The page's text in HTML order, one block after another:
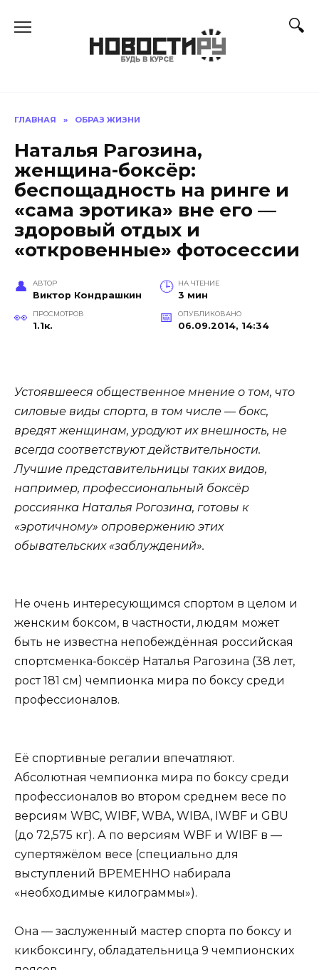
ГЛАВНАЯ » ОБРАЗ ЖИЗНИ
Наталья Рагозина,
женщина-боксёр:
беспощадность на ринге и
«сама эротика» вне его —
здоровый отдых и
«откровенные» фотосессии
АВТОР
Виктор Кондрашкин
НА ЧТЕНИЕ
3 мин
ПРОСМОТРОВ
1.1к.
ОПУБЛИКОВАНО
06.09.2014, 14:34
Устоявшееся общественное мнение о том, что
силовые виды спорта, в том числе — бокс,
вредят женщинам, уродуют их внешность, не
всегда соответствуют действительности.
Лучшие представительницы таких видов,
например, профессиональный боксёр
россиянка Наталья Рогозина, готовы к
«эротичному» опровержению этих
обывательских «заблуждений».
Не очень интересующимся спортом в целом и
женским боксом, в частности, людям может
быть не известна непобеждённая российская
спортсменка-боксёр Наталья Рагозина (38 лет,
рост 181 см) чемпионка мира по боксу среди
профессионалов.
Её спортивные регалии впечатляют.
Абсолютная чемпионка мира по боксу среди
профессионалов во втором среднем весе по
версиям WBC, WIBF, WBA, WIBA, IWBF и GBU
(до 72,575 кг). А по версиям WBF и WIBF в —
супертяжёлом весе (специально для
выступлений ВРЕМЕННО набирала
«необходимые килограммы»).
Она — заслуженный мастер спорта по боксу и
кикбоксингу, обладательница 9 чемпионских